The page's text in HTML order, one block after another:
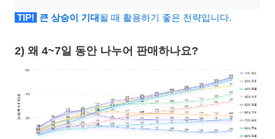
TIP! 큰 상승이 기대될 때 활용하기 좋은 전략입니다.
2) 왜 4~7일 동안 나누어 판매하나요?